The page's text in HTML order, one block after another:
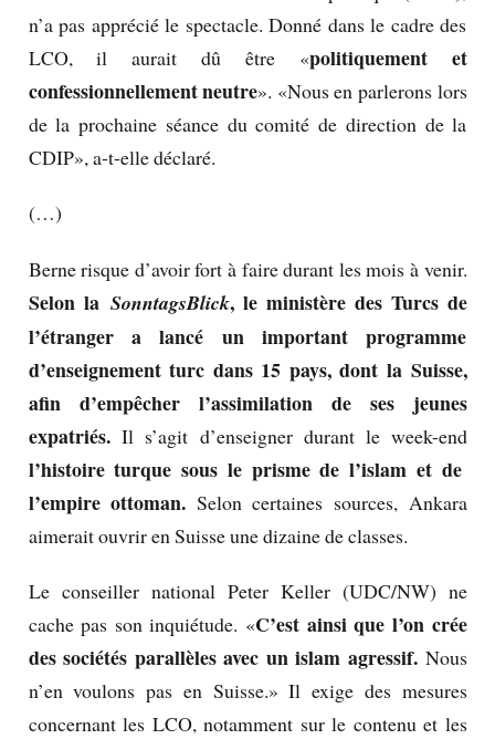
n’a pas apprécié le spectacle. Donné dans le cadre des
LCO, il aurait dû être «politiquement et
confessionnellement neutre». «Nous en parlerons lors
de la prochaine séance du comité de direction de la
CDIP», a-t-elle déclaré.
(…)
Berne risque d’avoir fort à faire durant les mois à venir.
Selon la SonntagsBlick, le ministère des Turcs de
l’étranger a lancé un important programme
d’enseignement turc dans 15 pays, dont la Suisse,
afin d’empêcher l’assimilation de ses jeunes
expatriés.Il s’agit d’enseigner durant le week-end
l’histoire turque sous le prisme de l’islam et de
l’empire ottoman. Selon certaines sources, Ankara
aimerait ouvrir en Suisse une dizaine de classes.
Le conseiller national Peter Keller (UDC/NW) ne
cache pas son inquiétude. «C’est ainsi que l’on crée
des sociétés parallèles avec un islam agressif.Nous
n’en voulons pas en Suisse.» Il exige des mesures
concernant les LCO, notamment sur le contenu et les